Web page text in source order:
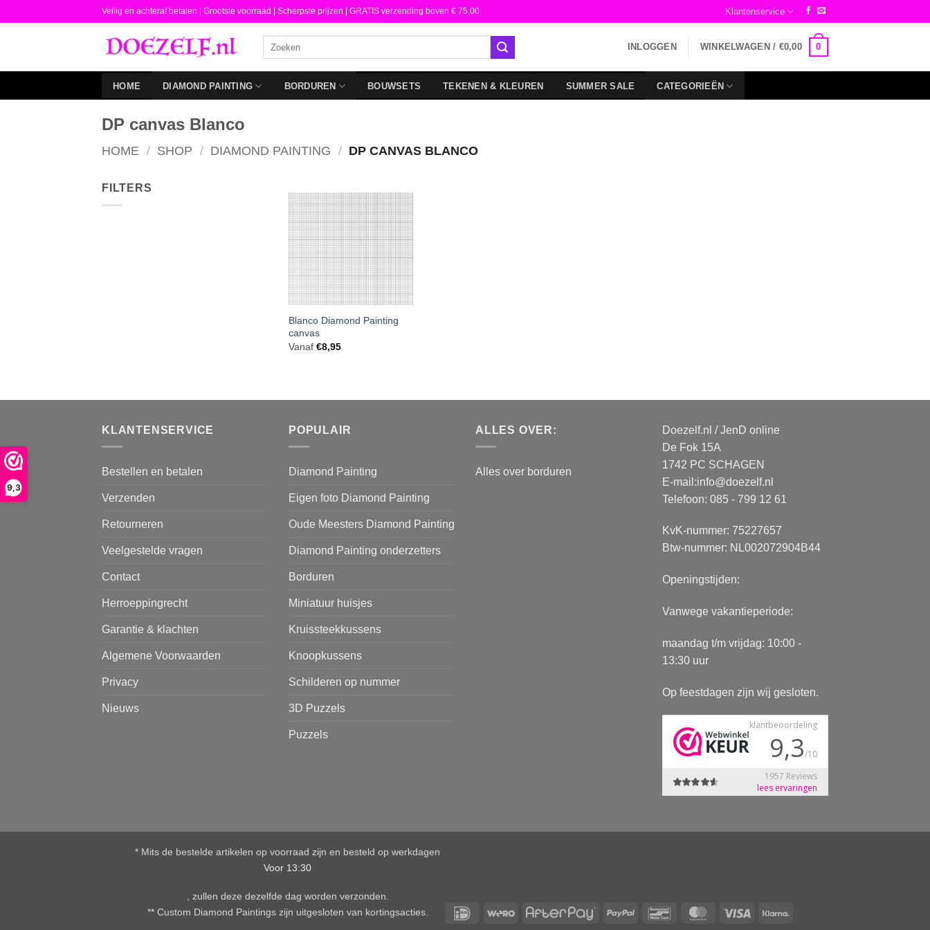
9,3
naar
Veilig en achteraf betalen | Grootste voorraad | Scherpste prijzen | GRATIS verzending boven € 75,00 Klantenservice
INLOGGEN WINKELWAGEN / €0,00 0
HOME DIAMOND PAINTING BORDUREN BOUWSETS TEKENEN & KLEUREN SUMMER SALE CATEGORIEËN
DP canvas Blanco
HOME / SHOP / DIAMOND PAINTING / DP CANVAS BLANCO
FILTERS
Blanco Diamond Painting
canvas
Vanaf €8,95
KLANTENSERVICE
Bestellen en betalen
Verzenden
Retourneren
Veelgestelde vragen
Contact
Herroeppingrecht
Garantie & klachten
Algemene Voorwaarden
Privacy
Nieuws
POPULAIR
Diamond Painting
Eigen foto Diamond Painting
Oude Meesters Diamond Painting
Diamond Painting onderzetters
Borduren
Miniatuur huisjes
Kruissteekkussens
Knoopkussens
Schilderen op nummer
3D Puzzels
Puzzels
ALLES OVER:
Alles over borduren
Doezelf.nl / JenD online
De Fok 15A
1742 PC SCHAGEN
E-mail:info@doezelf.nl
Telefoon: 085 - 799 12 61
KvK-nummer: 75227657
Btw-nummer: NL002072904B44
Openingstijden:
Vanwege vakantieperiode:
maandag t/m vrijdag: 10:00 -
13:30 uur
Op feestdagen zijn wij gesloten.
* Mits de bestelde artikelen op voorraad zijn en besteld op werkdagen
Voor 13:30
, zullen deze dezelfde dag worden verzonden.
** Custom Diamond Paintings zijn uitgesloten van kortingsacties.
IDeal Wero AfterPayPayPal BancontactMasterCard
Visa